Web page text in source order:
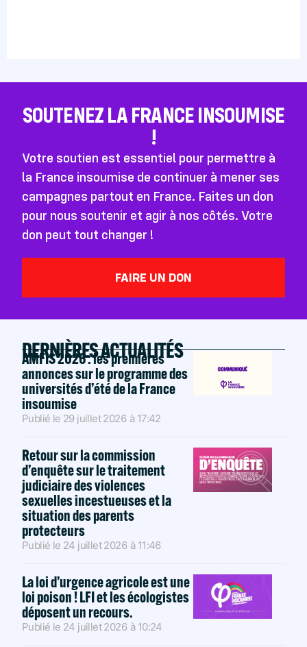
SOUTENEZ LA FRANCE INSOUMISE
!
Votre soutien est essentiel pour permettre à
la France insoumise de continuer à mener ses
campagnes partout en France. Faites un don
pour nous soutenir et agir à nos côtés. Votre
don peut tout changer !
FAIRE UN DON
DERNIÈRES ACTUALITÉS
AMFIS 2026 : les premières
annonces sur le programme des
universités d’été de la France
insoumise
Publié le 29 juillet 2026 à 17:42
Retour sur la commission
d’enquête sur le traitement
judiciaire des violences
sexuelles incestueuses et la
situation des parents
protecteurs
Publié le 24 juillet 2026 à 11:46
La loi d’urgence agricole est une
loi poison ! LFI et les écologistes
déposent un recours.
Publié le 24 juillet 2026 à 10:24